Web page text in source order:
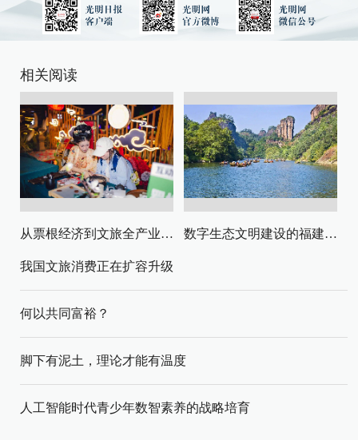
相关阅读
从票根经济到文旅全产业链升级 数字生态文明建设的福建路径与启示
我国文旅消费正在扩容升级
何以共同富裕？
脚下有泥土，理论才能有温度
人工智能时代青少年数智素养的战略培育